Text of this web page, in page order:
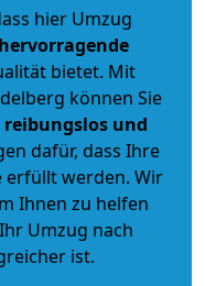
hier Umzug
hervorragende
bietet. Mit
können Sie
reibungslos und
dafür, dass Ihre
erfüllt werden. Wir
Ihnen zu helfen
Umzug nach
ist.